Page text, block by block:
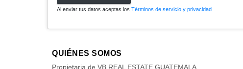
Al enviar tus datos aceptas los Términos de servicio y privacidad
QUIÉNES SOMOS
Propietaria de VB REAL ESTATE GUATEMALA